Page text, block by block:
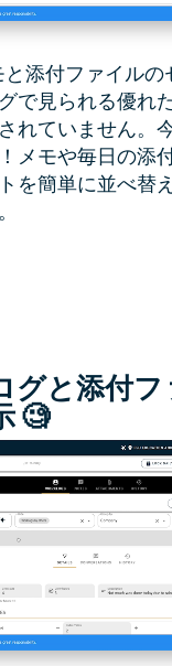
と添付ファイルの
で見られる優れ
れていません。
メモや毎日の添
を簡単に並べ替
グと添付
🧐